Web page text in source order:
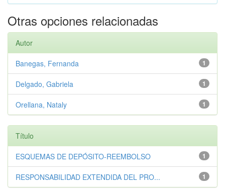
Otras opciones relacionadas
Autor
1
Banegas, Fernanda
1
Delgado, Gabriela
1
Orellana, Nataly
Título
1
ESQUEMAS DE DEPÓSITO-REEMBOLSO
1
RESPONSABILIDAD EXTENDIDA DEL PRO...